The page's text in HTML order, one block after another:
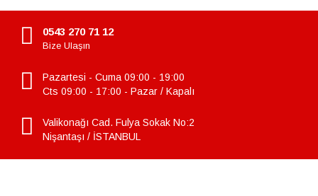
0543 270 71 12
Bize Ulaşın
Pazartesi - Cuma 09:00 - 19:00
Cts 09:00 - 17:00 - Pazar / Kapalı
Valikonağı Cad. Fulya Sokak No:2
Nişantaşı / İSTANBUL